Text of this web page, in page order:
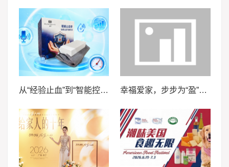
从“经验止血”到“智能控压”——安徽医科大学“血卫”团队推动止血装备智能化升级 幸福爱家，步步为“盈”，泰康泰盈人生2026锚定现金流，重构养老想象力